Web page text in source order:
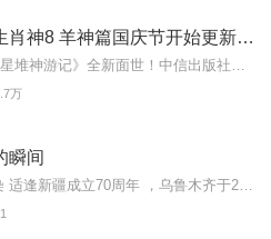
小猪屏蓬十二生肖神8 羊神篇国庆节开始更新啦！
万
瞬间